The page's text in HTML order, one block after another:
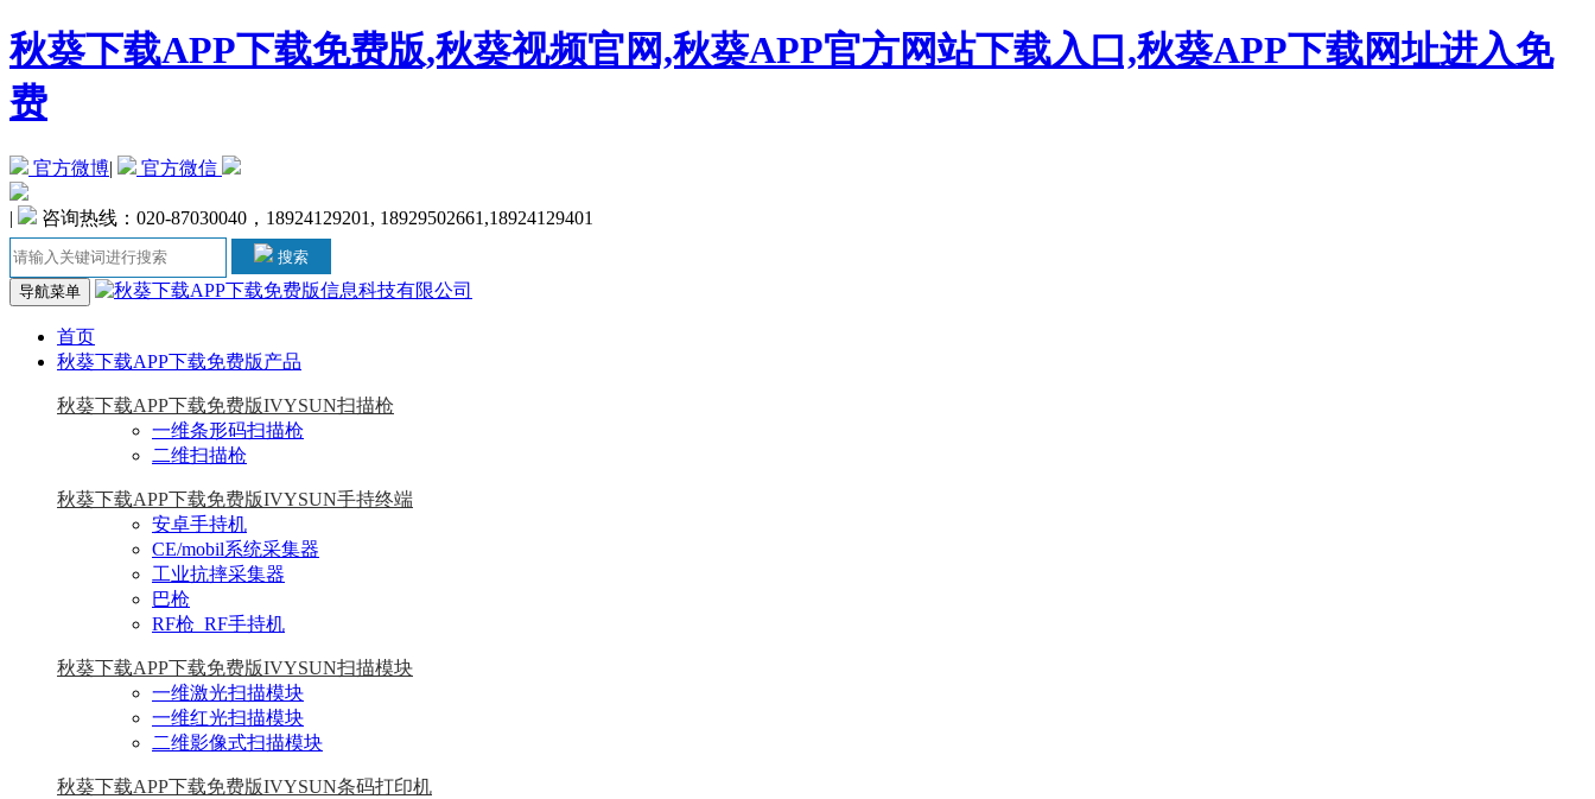
秋葵下载APP下载免费版,秋葵视频官网,秋葵APP官方网站下载入口,秋葵APP下载网址进入免
费
官方微博| 官方微信
| 咨询热线：020-87030040，18924129201, 18929502661,18924129401
搜索
导航菜单
首页
秋葵下载APP下载免费版产品
秋葵下载APP下载免费版IVYSUN扫描枪
一维条形码扫描枪
二维扫描枪
秋葵下载APP下载免费版IVYSUN手持终端
安卓手持机
CE/mobil系统采集器
工业抗摔采集器
巴枪
RF枪_RF手持机
秋葵下载APP下载免费版IVYSUN扫描模块
一维激光扫描模块
一维红光扫描模块
二维影像式扫描模块
秋葵下载APP下载免费版IVYSUN条码打印机